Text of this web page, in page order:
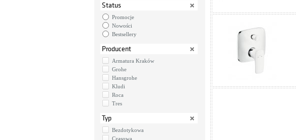
Status
Promocje
Nowości
Bestsellery
Producent
Armatura Kraków
Grohe
Hansgrohe
Kludi
Roca
Tres
Typ
Bezdotykowa
Czasowa